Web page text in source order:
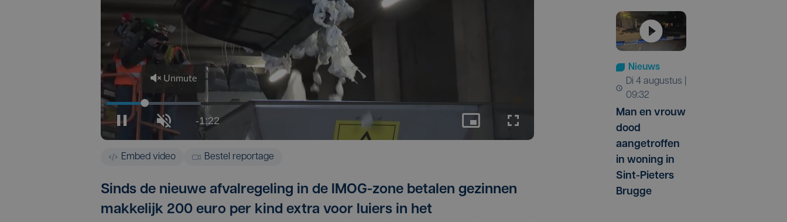
Embed video Bestel reportage
Sinds de nieuwe afvalregeling in de IMOG-zone betalen gezinnen
makkelijk 200 euro per kind extra voor luiers in het
Nieuws
di 4 augustus |
09:32
Man en vrouw
dood
aangetroffen
in woning in
Sint-Pieters
Brugge